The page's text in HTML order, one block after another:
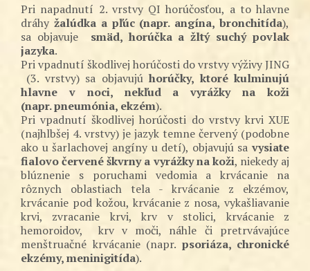
Pri napadnutí 2. vrstvy QI horúčosťou, a to hlavne
dráhy žalúdka a pľúc (napr. angína, bronchitída),
sa objavuje
smäd, horúčka a žltý suchý povlak
jazyka.
Pri vpadnutí škodlivej horúčosti do vrstvy výživy JING
(3. vrstvy) sa objavujúhorúčky, ktoré kulminujú
hlavne v noci, nekľud a vyrážky na koži
(napr. pneumónia, ekzém).
Pri vpadnutí škodlivej horúčosti do vrstvy krvi XUE
(najhlbšej 4. vrstvy) je jazyk temne červený (podobne
ako u šarlachovej angíny u detí), objavujú sa vysiate
fialovo červené škvrny a vyrážky na koži, niekedy aj
blúznenie s poruchami vedomia a krvácanie na
rôznych oblastiach tela - krvácanie z ekzémov,
krvácanie pod kožou, krvácanie z nosa, vykašliavanie
krvi, zvracanie krvi, krv v stolici, krvácanie z
hemoroidov, krv v moči, náhle či pretrvávajúce
menštruačné krvácanie (napr. psoriáza, chronické
ekzémy, meninigitída).